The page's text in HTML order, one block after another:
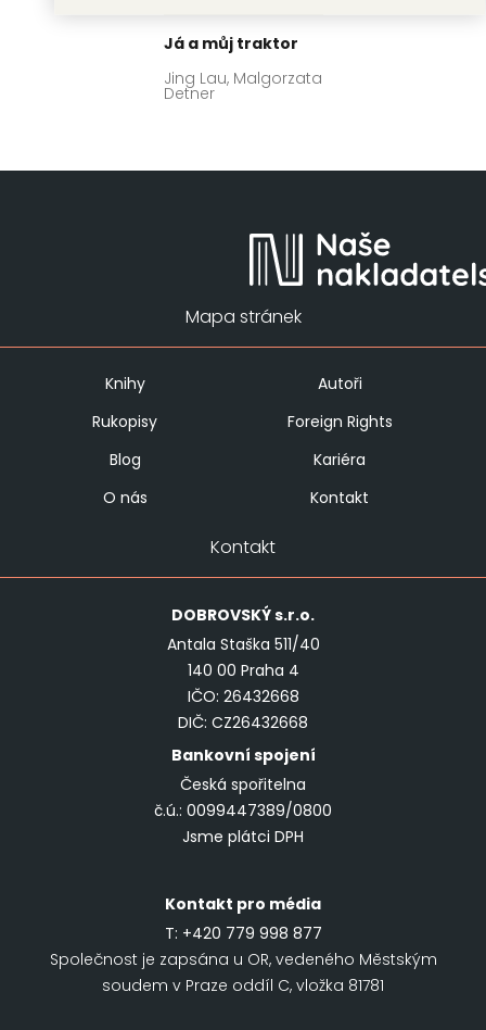
Já a můj traktor
Jing Lau, Malgorzata
Detner
Mapa stránek
Knihy
Autoři
Rukopisy
Foreign Rights
Blog
Kariéra
O nás
Kontakt
Kontakt
DOBROVSKÝs.r.o.
Antala Staška 511/40
140 00 Praha 4
IČO: 26432668
DIČ: CZ26432668
Bankovní spojení
Česká spořitelna
č.ú.: 0099447389/0800
Jsme plátci DPH
Kontakt pro média
T: +420 779 998 877
Společnost je zapsána u OR, vedeného Městským
soudem v Praze oddíl C, vložka 81781